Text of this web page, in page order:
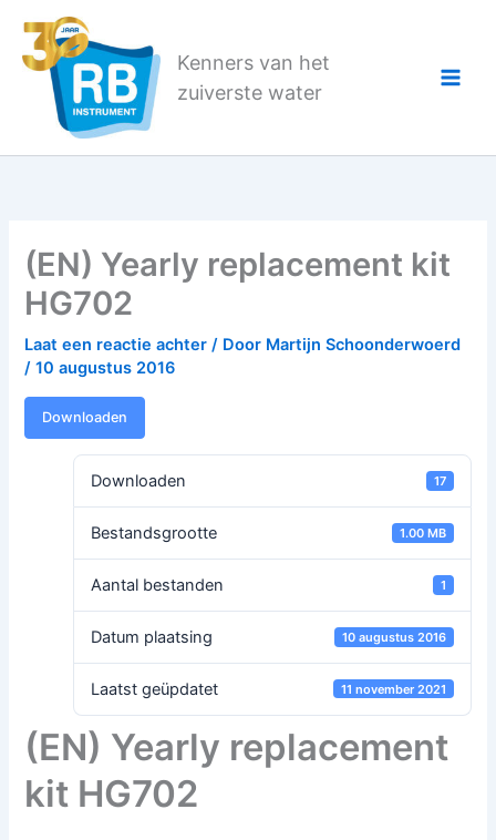
naar
Kenners van het
zuiverste water
(EN) Yearly replacement kit
HG702
Laat een reactie achter / Door Martijn Schoonderwoerd
/10 augustus 2016
Downloaden
Downloaden 17
Bestandsgrootte 1.00 MB
Aantal bestanden 1
Datum plaatsing 10 augustus 2016
Laatst geüpdatet 11 november 2021
(EN) Yearly replacement
kit HG702